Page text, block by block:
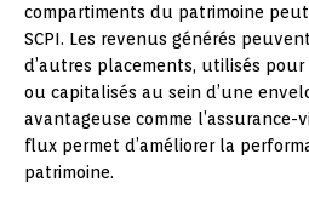
compartiments du patrimoine
SCPI. Les revenus générés
d’autres placements, utilisés
ou capitalisés au sein d’une
avantageuse comme l’assurance-
flux permet d’améliorer la
patrimoine.